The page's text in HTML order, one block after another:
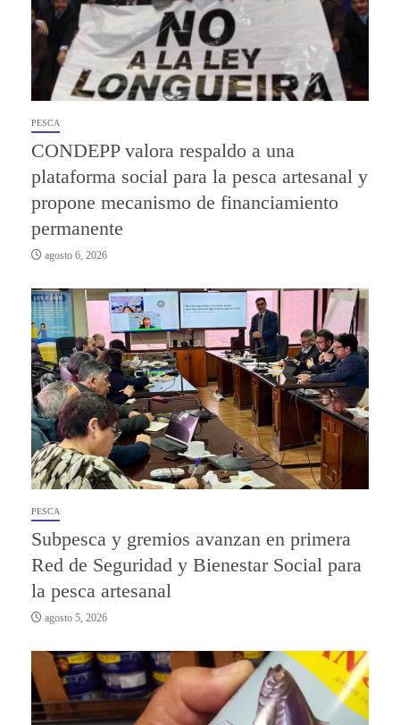
PESCA
CONDEPP valora respaldo a una
plataforma social para la pesca artesanal y
propone mecanismo de financiamiento
permanente
agosto 6, 2026
PESCA
Subpesca y gremios avanzan en primera
Red de Seguridad y Bienestar Social para
la pesca artesanal
agosto 5, 2026